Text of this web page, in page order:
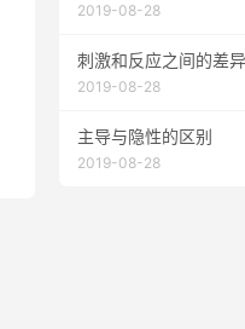
2019-08-28
刺激和反应之间的差异
2019-08-28
主导与隐性的区别
2019-08-28